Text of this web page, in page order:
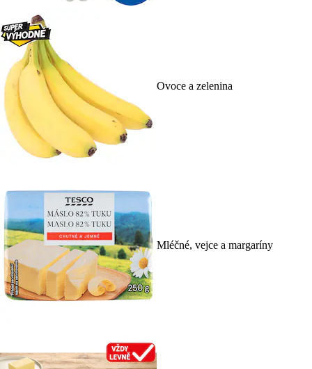
Ovoce a zelenina
Mléčné, vejce a margaríny